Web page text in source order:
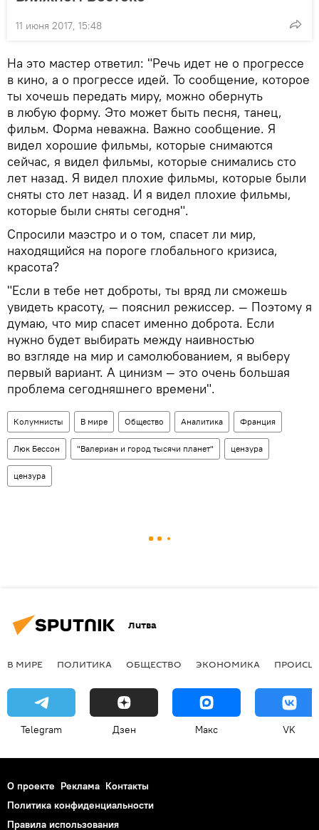
11 июня 2017, 15:48
На это мастер ответил: "Речь идет не о прогрессе
в кино, а о прогрессе идей. То сообщение, которое
ты хочешь передать миру, можно обернуть
в любую форму. Это может быть песня, танец,
фильм. Форма неважна. Важно сообщение. Я
видел хорошие фильмы, которые снимаются
сейчас, я видел фильмы, которые снимались сто
лет назад. Я видел плохие фильмы, которые были
сняты сто лет назад. И я видел плохие фильмы,
которые были сняты сегодня".
Спросили маэстро и о том, спасет ли мир,
находящийся на пороге глобального кризиса,
красота?
"Если в тебе нет доброты, ты вряд ли сможешь
увидеть красоту, — пояснил режиссер. — Поэтому я
думаю, что мир спасет именно доброта. Если
нужно будет выбирать между наивностью
во взгляде на мир и самолюбованием, я выберу
первый вариант. А цинизм — это очень большая
проблема сегодняшнего времени".
Колумнисты В мире Общество Аналитика Франция
Люк Бессон "Валериан и город тысячи планет" цензура
цензура
Литва
В МИРЕ ПОЛИТИКА ОБЩЕСТВО ЭКОНОМИКА
Telegram Дзен Макс VK
О проекте Реклама Контакты
Политика конфиденциальности
Правила использования